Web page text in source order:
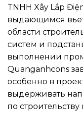
TNHH Xây Lắp
выдающимся
области
систем и
выполнении
Quanganhcons
особенно в
выдерживать
по